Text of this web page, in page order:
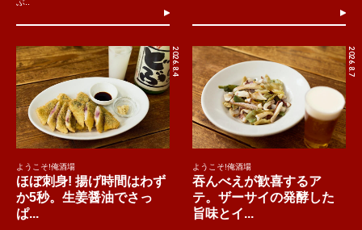
2026.8.4
ようこそ!俺酒場
ほぼ刺身! 揚げ時間はわず
か5秒。生姜醤油でさっ
ぱ...
2026.8.7
ようこそ!俺酒場
吞んべえが歓喜するア
テ。ザーサイの発酵した
旨味とイ...